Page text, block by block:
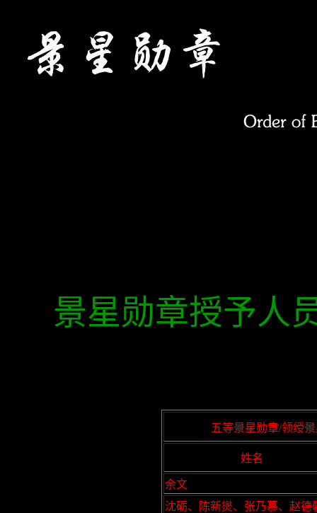
景星勋章授予人
五等景星勋章/领绶
姓名
佘文
沈砺、陈新爕、张乃慕、赵德